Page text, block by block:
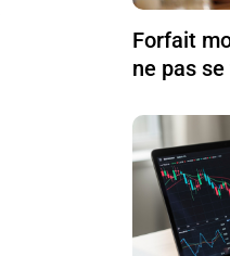
Forfait
ne pas